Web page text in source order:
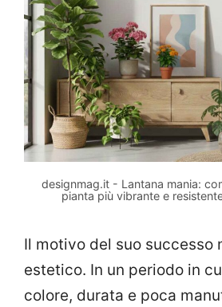
designmag.it - Lantana mania:
pianta più vibrante e
Il motivo del suo successo
estetico. In un periodo in
colore, durata e poca